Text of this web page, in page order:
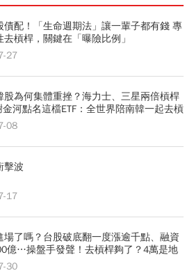
債配！「生命週期法」讓一輩子都有錢 專
槓桿，關鍵在「曝險比例」
27
股為何集體重挫？海力士、三星兩倍槓桿
河點名這檔ETF：全世界陪南韓一起去槓
08
擊波
17
場了嗎？台股破底翻一度漲逾千點、融資
億…操盤手發聲！去槓桿夠了？4萬是地
30